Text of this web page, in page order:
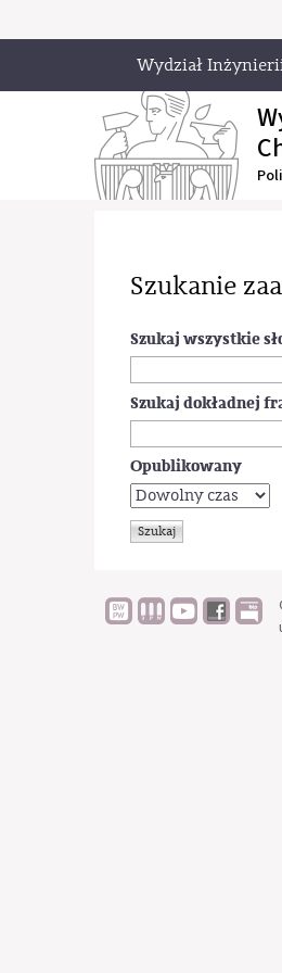
Wydział
Szukanie
Szukaj wszystkie
Szukaj dokładnej
Opublikowany